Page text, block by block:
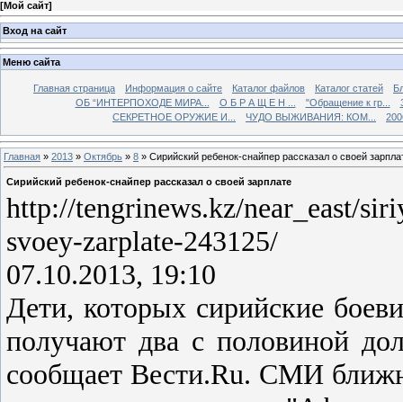
[Мой сайт]
Вход на сайт
Меню сайта
Главная страница Информация о сайте Каталог файлов Каталог статей
ОБ “ИНТЕРПОХОДЕ МИРА...
О Б Р А Щ Е Н ... "Обращение к гр...
СЕКРЕТНОЕ ОРУЖИЕ И...
ЧУДО ВЫЖИВАНИЯ: КОМ...
Главная » 2013 » Октябрь » 8 » Сирийский ребенок-снайпер рассказал о своей
Сирийский ребенок-снайпер рассказал о своей зарплате
http://tengrinews.kz/near_east/
svoey-zarplate-243125/
07.10.2013, 19:10
Дети, которых сирийские
получают два с половиной
сообщает Вести.Ru. СМИ